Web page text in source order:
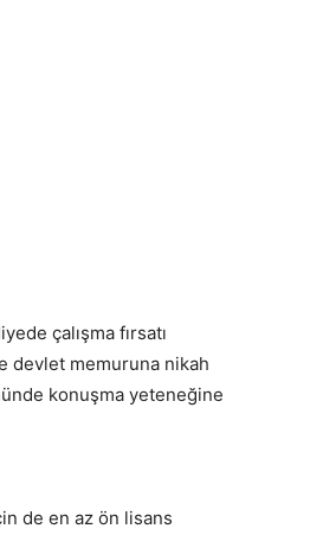
çalışma fırsatı
devlet memuruna nikah
konuşma yeteneğine
de en az ön lisans